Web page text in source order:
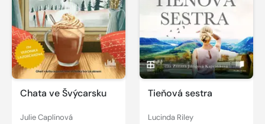
Chata ve Švýcarsku
Julie Caplinová
Tieňová sestra
Lucinda Riley